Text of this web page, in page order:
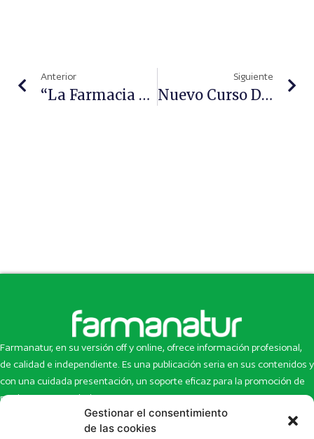
Gestionar el consentimiento
de las cookies
Anterior
“La Farmacia Asistencial Es El Seguro De Vida De Nuestra Profesión”, Paula Payá, Presidenta Del COFRM
Siguiente
Nuevo Curso Del Consejo General Para Promover La Intervención Del Farmacéutico En Afecciones De Oído, Nariz Y Garganta
Farmanatur, en su versión off y online, ofrece información profesional,
de calidad e independiente. Es una publicación seria en sus contenidos y
con una cuidada presentación, un soporte eficaz para la promoción de
productos y novedades.
Inicio